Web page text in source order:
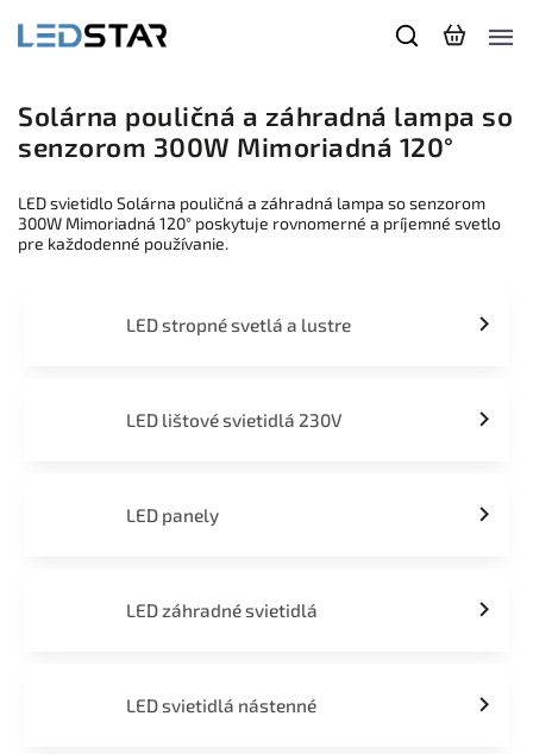
Solárna pouličná a záhradná lampa so
senzorom 300W Mimoriadná 120°
LED svietidlo Solárna pouličná a záhradná lampa so senzorom
300W Mimoriadná 120° poskytuje rovnomerné a príjemné svetlo
pre každodenné používanie.
LED stropné svetlá a lustre
LED lištové svietidlá 230V
LED panely
LED záhradné svietidlá
LED svietidlá nástenné